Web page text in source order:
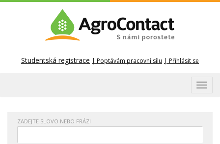
Studentská registrace Poptávám pracovní sílu Přihlásit se
ZADEJTE SLOVO NEBO FRÁZI